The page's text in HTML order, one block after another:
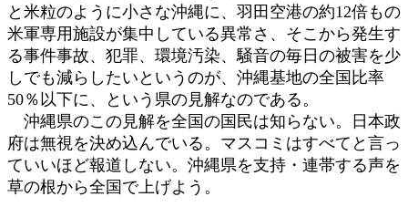
と米粒のように小さな沖縄に、羽田空港の約12倍もの
米軍専用施設が集中している異常さ、そこから発生す
る事件事故、犯罪、環境汚染、騒音の毎日の被害を少
しでも減らしたいというのが、沖縄基地の全国比率
50％以下に、という県の見解なのである。
沖縄県のこの見解を全国の国民は知らない。日本政
府は無視を決め込んでいる。マスコミはすべてと言っ
ていいほど報道しない。沖縄県を支持・連帯する声を
草の根から全国で上げよう。